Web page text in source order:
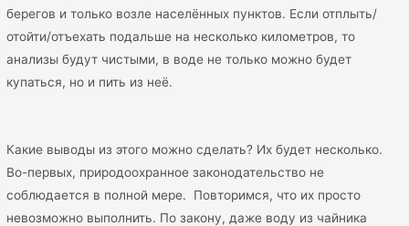
берегов и только возле населённых пунктов. Если отплыть/
отойти/отъехать подальше на несколько километров, то
анализы будут чистыми, в воде не только можно будет
купаться, но и пить из неё.
Какие выводы из этого можно сделать? Их будет несколько.
Во-первых, природоохранное законодательство не
соблюдается в полной мере. Повторимся, что их просто
невозможно выполнить. По закону, даже воду из чайника